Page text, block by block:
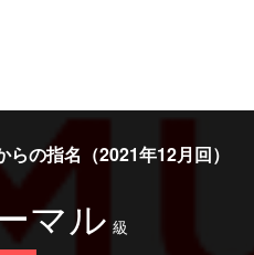
の指名（2021年12月回）
マル 級